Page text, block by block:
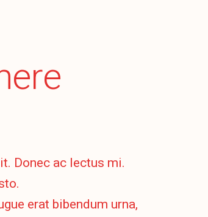
Donec ac lectus mi.
erat bibendum urna,